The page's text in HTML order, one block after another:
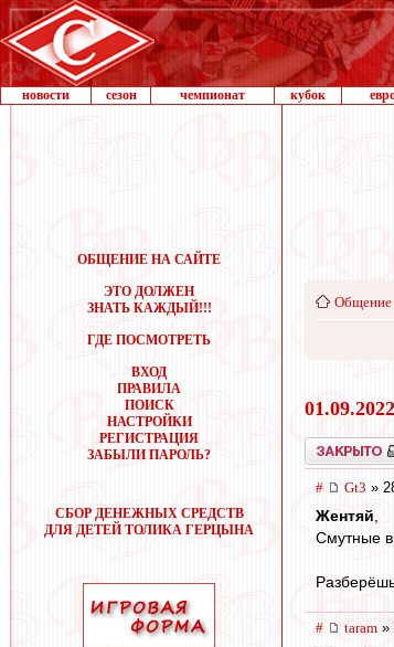
новости сезон чемпионат кубок
ОБЩЕНИЕ НА САЙТЕ
ЭТО ДОЛЖЕН
ЗНАТЬ КАЖДЫЙ!!!
ГДЕ ПОСМОТРЕТЬ
ВХОД
ПРАВИЛА
ПОИСК
НАСТРОЙКИ
РЕГИСТРАЦИЯ
ЗАБЫЛИ ПАРОЛЬ?
СБОР ДЕНЕЖНЫХ СРЕДСТВ
ДЛЯ ДЕТЕЙ ТОЛИКА ГЕРЦЫНА
Общение
Закрыто
# Gt3 »
Жентяй,
Смутные
# taram »